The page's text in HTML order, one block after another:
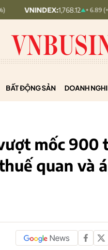
1,768.12 + 6.89 (+0.39%)
BẤT ĐỘNG SẢN DOANH
mốc 900
quan và